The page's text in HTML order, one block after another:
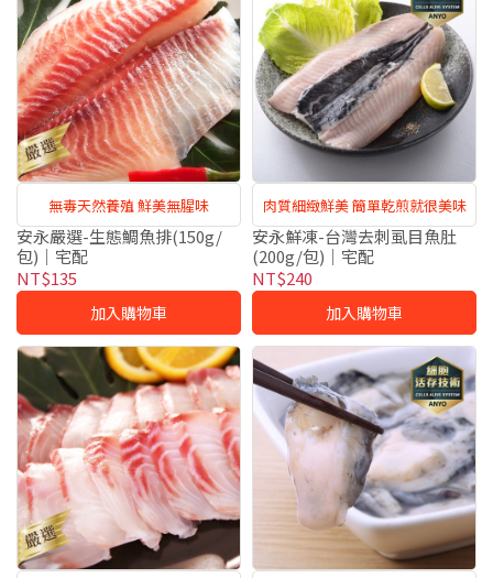
無毒天然養殖 鮮美無腥味
安永嚴選-生態鯛魚排(150g/
包)｜宅配
NT$135
加入購物車
肉質細緻鮮美 簡單乾煎就很美味
安永鮮凍-台灣去刺虱目魚肚
(200g/包)｜宅配
NT$240
加入購物車